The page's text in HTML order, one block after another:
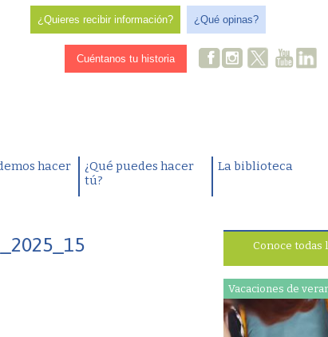
¿Quieres recibir información? ¿Qué opinas?
Cuéntanos tu historia .
hacer
¿Qué puedes hacer
tú?
La biblioteca
Conoce todas
Vacaciones de